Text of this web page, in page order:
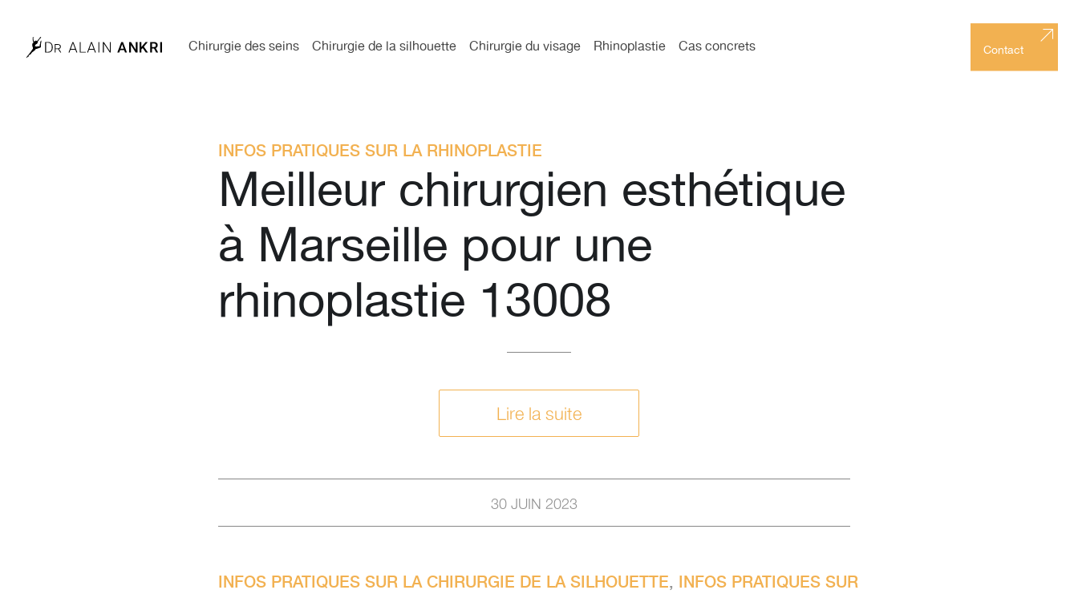
Chirurgie des seins Chirurgie de la silhouette Chirurgie du visage Rhinoplastie Cas concrets Contact
INFOS PRATIQUES SUR LA RHINOPLASTIE
Meilleur chirurgien esthétique
à Marseille pour une
rhinoplastie 13008
Lire la suite
30 JUIN 2023
INFOS PRATIQUES SUR LA CHIRURGIE DE LA SILHOUETTE, INFOS PRATIQUES SUR